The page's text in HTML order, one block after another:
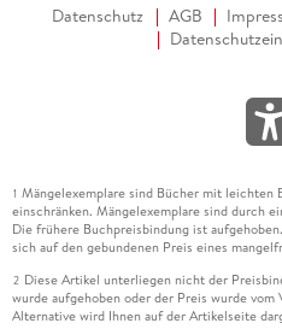
Datenschutz AGB
1 Mängelexemplare sind Bücher mit leichten
einschränken. Mängelexemplare sind durch
Die frühere Buchpreisbindung ist
sich auf den gebundenen Preis eines
2 Diese Artikel unterliegen nicht der
wurde aufgehoben oder der Preis wurde
Alternative wird Ihnen auf der Artikelseite